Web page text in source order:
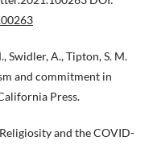
Swidler, A., Tipton, S. M.
and commitment in
Press.
and the COVID-